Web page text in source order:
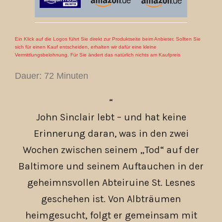
Ein Klick auf die Logos führt Sie direkt zur Produktseite beim Anbieter. Sollten Sie
sich für einen Kauf entscheiden, erhalten wir dafür eine kleine
Vermittlungsbelohnung. Für Sie ändert das natürlich nichts am Kaufpreis
Dauer: 72 Minuten
John Sinclair lebt – und hat keine
Erinnerung daran, was in den zwei
Wochen zwischen seinem „Tod“ auf der
Baltimore und seinem Auftauchen in der
geheimnsvollen Abteiruine St. Lesnes
geschehen ist. Von Albträumen
heimgesucht, folgt er gemeinsam mit